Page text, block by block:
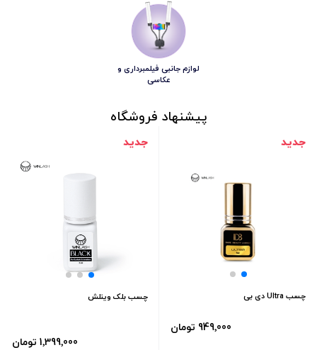
لوازم جانبی فیلمبرداری و
عکاسی
پیشنهاد فروشگاه
جدید
چسب Ultra دی بی
949٬000 تومان
جدید
چسب بلک وینلش
1٬399٬000 تومان